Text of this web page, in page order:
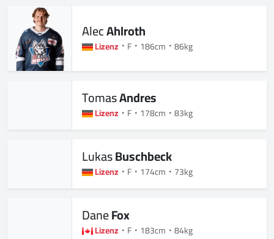
AlecAhlroth
Lizenz F 186cm 86kg
TomasAndres
Lizenz F 178cm 83kg
LukasBuschbeck
Lizenz F 174cm 73kg
DaneFox
Lizenz F 183cm 84kg